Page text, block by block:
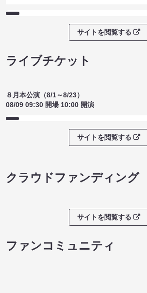
サイトを閲覧する
ライブチケット
８月本公演（8/1～8/23）
08/09 09:30 開場 10:00 開演
サイトを閲覧する
クラウドファンディング
サイトを閲覧する
ファンコミュニティ